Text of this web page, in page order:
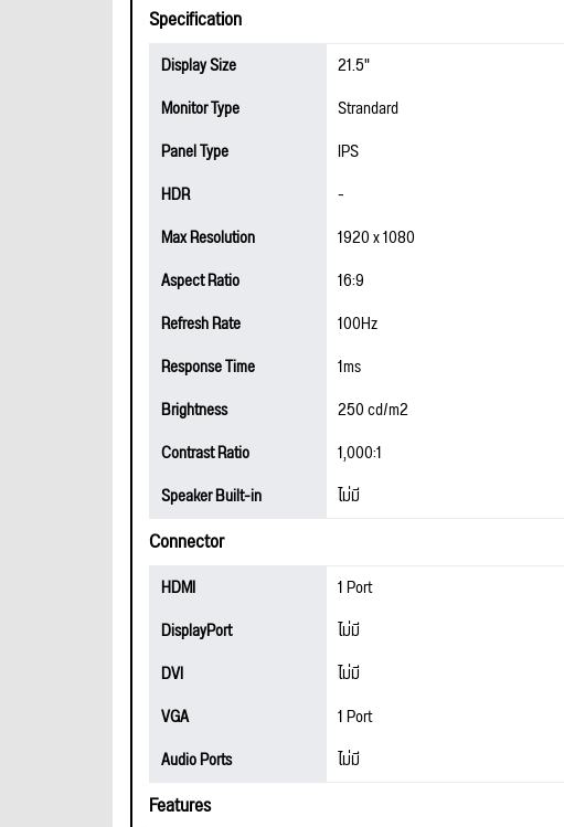
Specification
Display Size
21.5"
Monitor Type
Strandard
Panel Type
IPS
HDR
-
Max Resolution
1920 x 1080
Aspect Ratio
16:9
Refresh Rate
100Hz
Response Time
1ms
Brightness
250 cd/m2
Contrast Ratio
1,000:1
Speaker Built-in
ไม่มี
Connector
HDMI
1 Port
DisplayPort
ไม่มี
DVI
ไม่มี
VGA
1 Port
Audio Ports
ไม่มี
Features